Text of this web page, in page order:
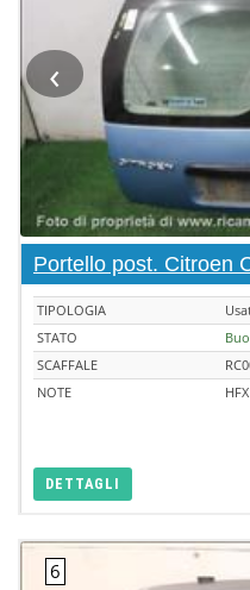
‹
Portello post. Citroen
TIPOLOGIA
STATO
SCAFFALE
NOTE
DETTAGLI